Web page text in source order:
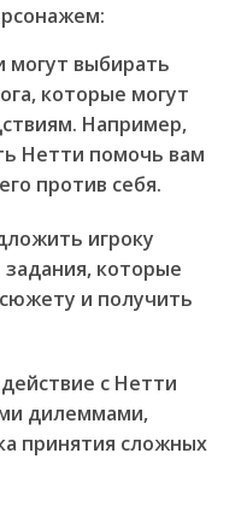
могут выбирать
которые могут
Например,
Нетти помочь вам
против себя.
игроку
которые
и получить
с Нетти
дилеммами,
принятия сложных